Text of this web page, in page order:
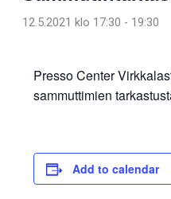
12.5.2021 klo 17:30 - 19:30
Presso Center
sammuttimien
Add to calendar